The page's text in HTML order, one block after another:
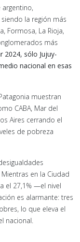
la región más
Formosa, La Rioja,
más
2024, sólo Jujuy-
nacional en esas
muestran
CABA, Mar del
Aires cerrando el
de pobreza
en la Ciudad
el 27,1% —el nivel
es alarmante: tres
lo que eleva el
nacional.